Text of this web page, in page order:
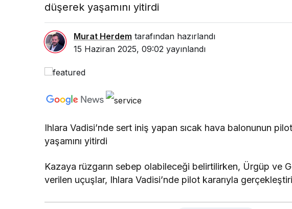
düşerek yaşamını yitirdi
Murat Herdem tarafından hazırlandı
15 Haziran 2025, 09:02 yayınlandı
Ihlara Vadisi’nde sert iniş yapan sıcak hava balonunun
yaşamını yitirdi
Kazaya rüzgarın sebep olabileceği belirtilirken, Ürgüp ve
verilen uçuşlar, Ihlara Vadisi’nde pilot kararıyla